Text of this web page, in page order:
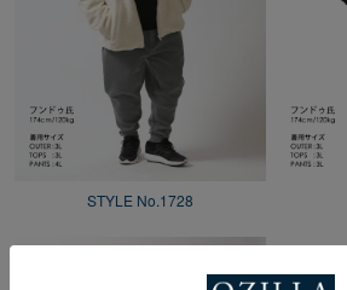
STYLE No.1728